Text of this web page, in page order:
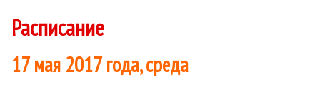
Расписание
17 мая 2017 года, среда